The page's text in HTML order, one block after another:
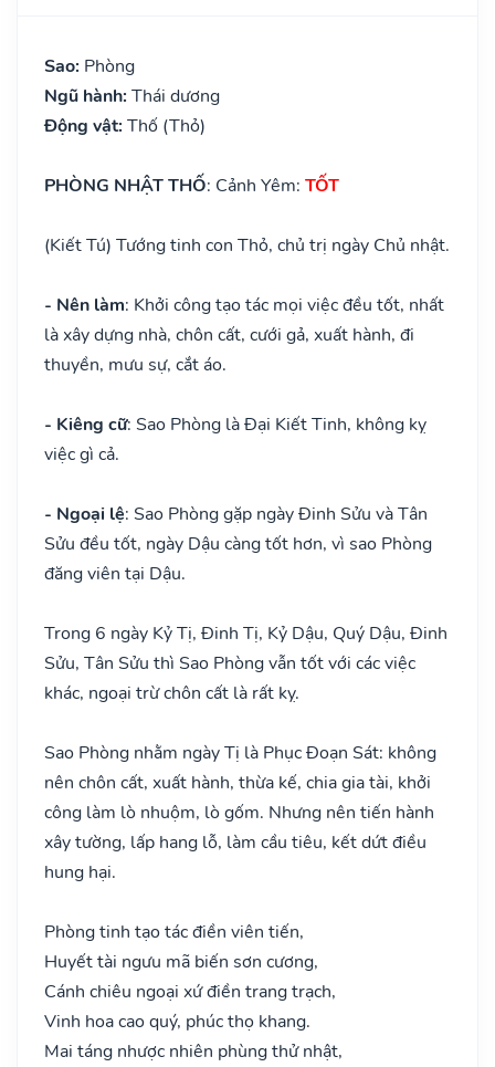
Sao: Phòng
Ngũ hành: Thái dương
Động vật: Thố (Thỏ)
PHÒNG NHẬT THỐ: Cảnh Yêm: TỐT
(Kiết Tú) Tướng tinh con Thỏ, chủ trị ngày Chủ nhật.
- Nên làm: Khởi công tạo tác mọi việc đều tốt, nhất
là xây dựng nhà, chôn cất, cưới gả, xuất hành, đi
thuyền, mưu sự, cắt áo.
- Kiêng cữ: Sao Phòng là Đại Kiết Tinh, không kỵ
việc gì cả.
- Ngoại lệ: Sao Phòng gặp ngày Đinh Sửu và Tân
Sửu đều tốt, ngày Dậu càng tốt hơn, vì sao Phòng
đăng viên tại Dậu.
Trong 6 ngày Kỷ Tị, Đinh Tị, Kỷ Dậu, Quý Dậu, Đinh
Sửu, Tân Sửu thì Sao Phòng vẫn tốt với các việc
khác, ngoại trừ chôn cất là rất kỵ.
Sao Phòng nhằm ngày Tị là Phục Đoạn Sát: không
nên chôn cất, xuất hành, thừa kế, chia gia tài, khởi
công làm lò nhuộm, lò gốm. Nhưng nên tiến hành
xây tường, lấp hang lỗ, làm cầu tiêu, kết dứt điều
hung hại.
Phòng tinh tạo tác điền viên tiến,
Huyết tài ngưu mã biến sơn cương,
Cánh chiêu ngoại xứ điền trang trạch,
Vinh hoa cao quý, phúc thọ khang.
Mai táng nhược nhiên phùng thử nhật,